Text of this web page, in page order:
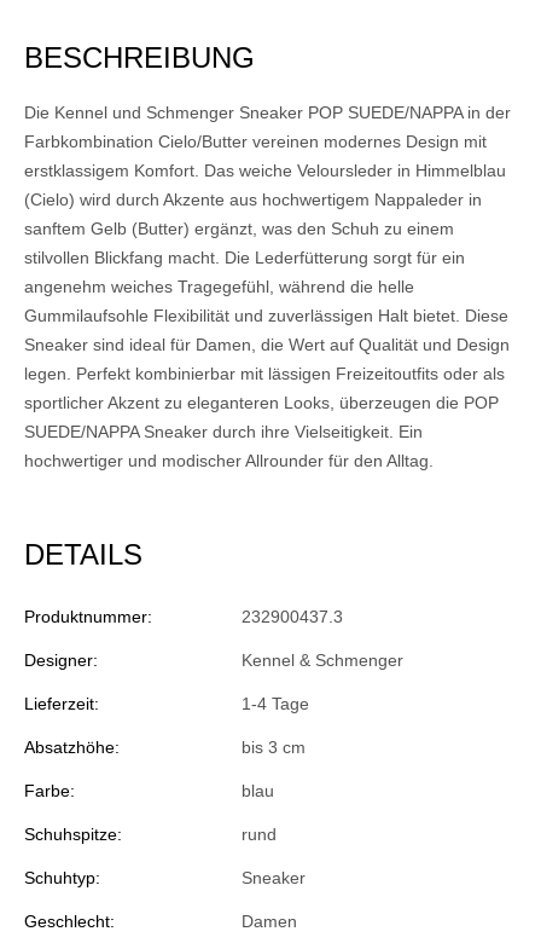
BESCHREIBUNG
Die Kennel und Schmenger Sneaker POP SUEDE/NAPPA in der
Farbkombination Cielo/Butter vereinen modernes Design mit
erstklassigem Komfort. Das weiche Veloursleder in Himmelblau
(Cielo) wird durch Akzente aus hochwertigem Nappaleder in
sanftem Gelb (Butter) ergänzt, was den Schuh zu einem
stilvollen Blickfang macht. Die Lederfütterung sorgt für ein
angenehm weiches Tragegefühl, während die helle
Gummilaufsohle Flexibilität und zuverlässigen Halt bietet. Diese
Sneaker sind ideal für Damen, die Wert auf Qualität und Design
legen. Perfekt kombinierbar mit lässigen Freizeitoutfits oder als
sportlicher Akzent zu eleganteren Looks, überzeugen die POP
SUEDE/NAPPA Sneaker durch ihre Vielseitigkeit. Ein
hochwertiger und modischer Allrounder für den Alltag.
DETAILS
Produktnummer: 232900437.3
Designer: Kennel & Schmenger
Lieferzeit: 1-4 Tage
Absatzhöhe: bis 3 cm
Farbe: blau
Schuhspitze: rund
Schuhtyp: Sneaker
Geschlecht: Damen